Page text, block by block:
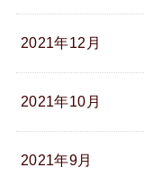
2021年12月
2021年10月
2021年9月